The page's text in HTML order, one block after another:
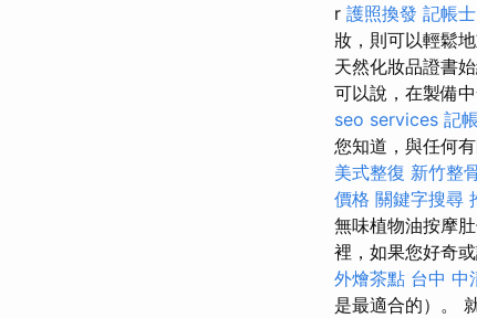
r 護照換發 記帳
妝，則可以輕鬆
天然化妝品證書
可以說，在製備
seo services 記
您知道，與任何
美式整復 新竹整
價格 關鍵字搜尋
無味植物油按摩
裡，如果您好奇
外燴茶點 台中 中
是最適合的）。